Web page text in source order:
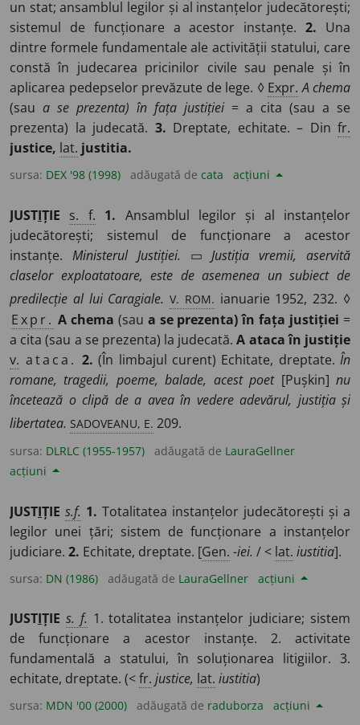
un stat; ansamblul legilor și al instanțelor judecătorești;
sistemul de funcționare a acestor instanțe.2. Una
dintre formele fundamentale ale activității statului, care
constă în judecarea pricinilor civile sau penale și în
aplicarea pedepselor prevăzute de lege. ◊ Expr. A chema
(sau a se prezenta) în fața justiției = a cita (sau a se
prezenta) la judecată. 3. Dreptate, echitate. – Din fr.
justice, lat. justitia.
sursa: DEX '98 (1998) adăugată de cata acțiuni
JUSTIȚIE s. f. 1. Ansamblul legilor și al instanțelor
judecătorești; sistemul de funcționare a acestor
instanțe. Ministerul Justiției. ▭Justiția vremii, aservită
claselor exploatatoare, este de asemenea un subiect de
predilecție al lui Caragiale. V. ROM. ianuarie 1952, 232. ◊
Expr. A chema (sau a se prezenta) în fața justiției =
a cita (sau a se prezenta) la judecată.A ataca în justiție
v. ataca. 2. (În limbajul curent) Echitate, dreptate. În
romane, tragedii, poeme, balade, acest poet[Pușkin]nu
încetează o clipă de a avea în vedere adevărul, justiția și
libertatea. SADOVEANU, E. 209.
sursa: DLRLC (1955-1957) adăugată de LauraGellner
acțiuni
JUSTIȚIE s.f. 1. Totalitatea instanțelor judecătorești și a
legilor unei țări; sistem de funcționare a instanțelor
judiciare. 2. Echitate, dreptate. [Gen. -iei. / < lat. iustitia].
sursa: DN (1986) adăugată de LauraGellner acțiuni
JUSTIȚIE s. f. 1. totalitatea instanțelor judiciare; sistem
de funcționare a acestor instanțe. 2. activitate
fundamentală a statului, în soluționarea litigiilor. 3.
echitate, dreptate. (<fr. justice, lat. iustitia)
sursa: MDN '00 (2000) adăugată de raduborza acțiuni